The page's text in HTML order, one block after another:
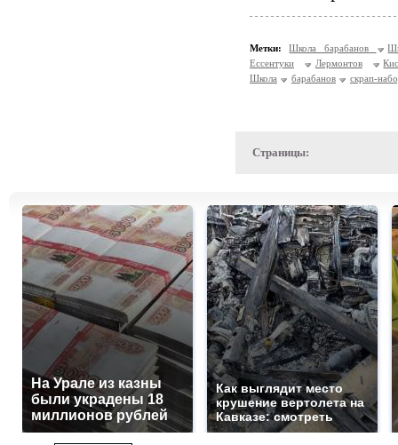
Метки: Школа барабанов
Ессентуки
Лермонтов
Школа
барабанов скрап-
Страницы:
На Урале из казны
были украдены 18
миллионов рублей
Как выглядит место
крушение вертолета на
Кавказе: смотреть